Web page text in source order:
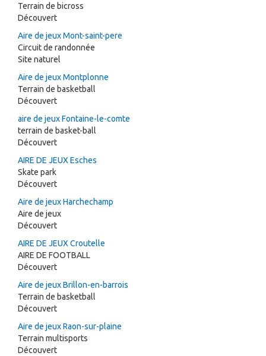
Terrain de bicross
Découvert
Aire de jeux Mont-saint-pere
Circuit de randonnée
Site naturel
Aire de jeux Montplonne
Terrain de basketball
Découvert
aire de jeux Fontaine-le-comte
terrain de basket-ball
Découvert
AIRE DE JEUX Esches
Skate park
Découvert
Aire de jeux Harchechamp
Aire de jeux
Découvert
AIRE DE JEUX Croutelle
AIRE DE FOOTBALL
Découvert
Aire de jeux Brillon-en-barrois
Terrain de basketball
Découvert
Aire de jeux Raon-sur-plaine
Terrain multisports
Découvert